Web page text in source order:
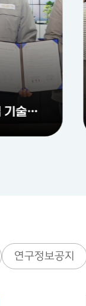
AI·DX 세미나로 '특허·저작권·영업비밀' 활용 전략 공유…산학협력 지식재산 보호 기반 마련
연구정보공지